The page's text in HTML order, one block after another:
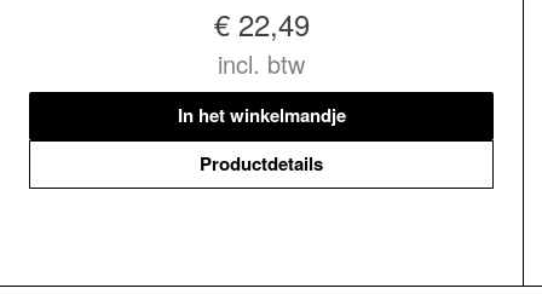
€ 22,49
incl. btw
In het winkelmandje
Productdetails